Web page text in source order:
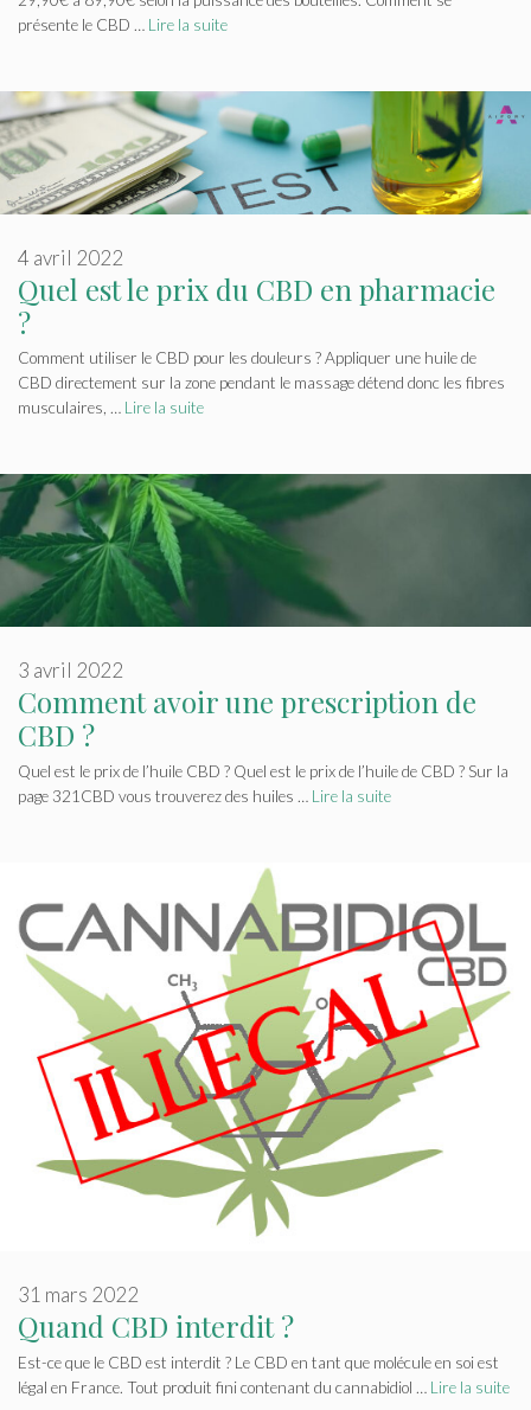
présente le CBD … Lire la suite
Quel est le prix du CBD en pharmacie
?
4 avril 2022
Comment utiliser le CBD pour les douleurs ? Appliquer une huile de
CBD directement sur la zone pendant le massage détend donc les fibres
musculaires, … Lire la suite
Comment avoir une prescription de
CBD ?
3 avril 2022
Quel est le prix de l’huile CBD ? Quel est le prix de l’huile de CBD ? Sur la
page 321CBD vous trouverez des huiles … Lire la suite
Quand CBD interdit ?
31 mars 2022
Est-ce que le CBD est interdit ? Le CBD en tant que molécule en soi est
légal en France. Tout produit fini contenant du cannabidiol … Lire la suite